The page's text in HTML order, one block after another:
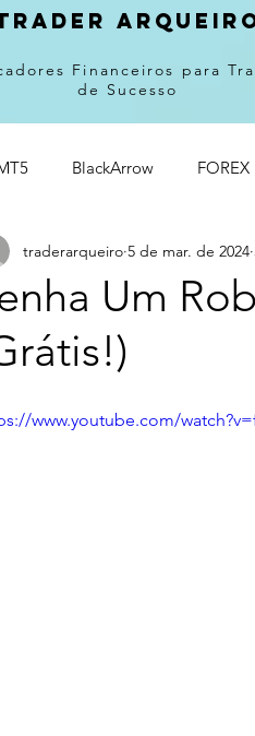
Financeiros para
de Sucesso
BlackArrow FOREX
Um
traderarqueiro 5 de mar. de 2024
www.youtube.com/